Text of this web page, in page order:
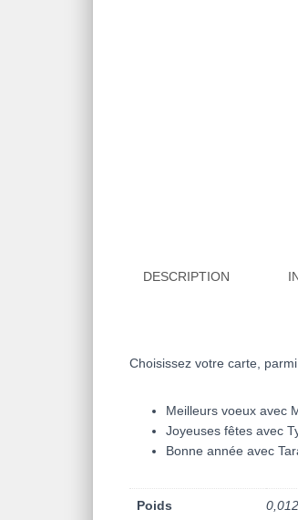
DESCRIPTION
Choisissez votre carte,
Meilleurs voeux avec
Joyeuses fêtes avec
Bonne année avec
Poids